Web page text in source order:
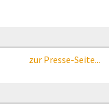
zur Presse-Seite...